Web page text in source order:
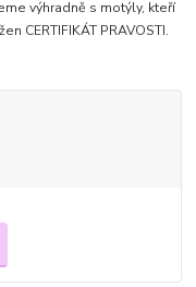
výhradně s motýly, kteří
CERTIFIKÁT PRAVOSTI.